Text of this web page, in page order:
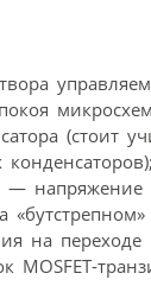
(стоит
— напряжение
на переходе
MOSFET-